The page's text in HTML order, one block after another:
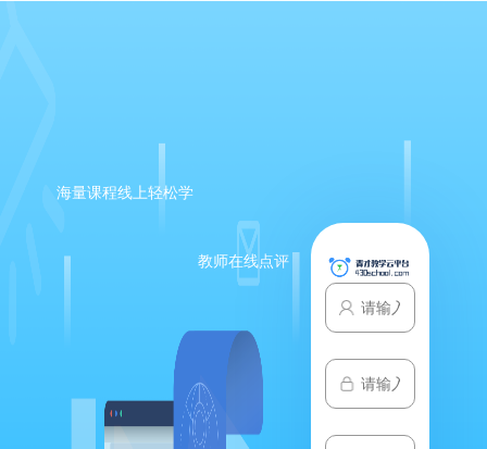
海量课程线上轻松学
教师在线点评